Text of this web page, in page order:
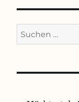
Suchen
nach: